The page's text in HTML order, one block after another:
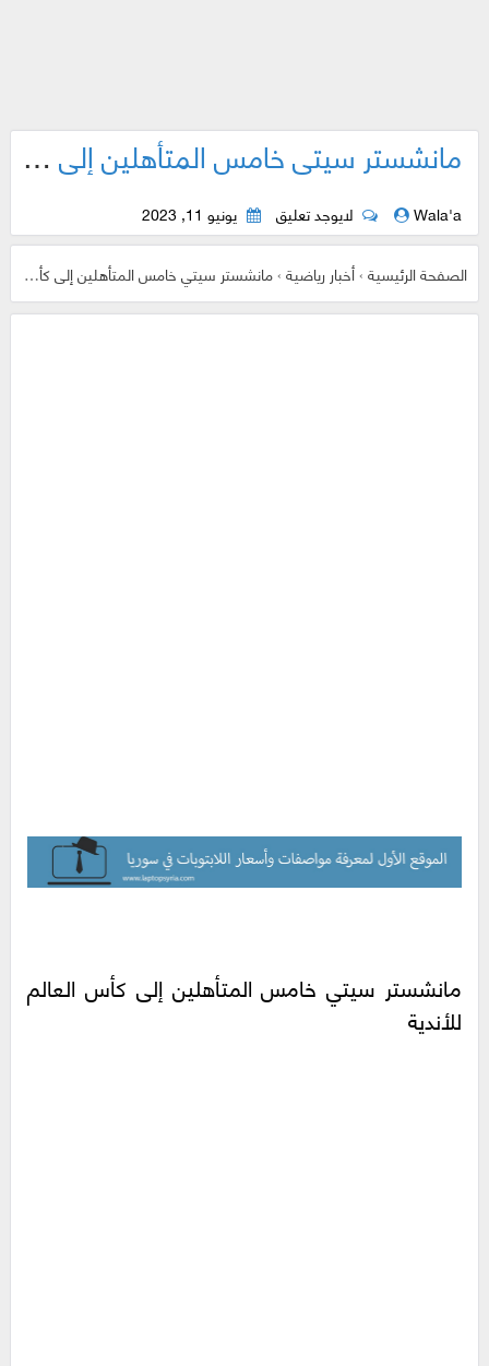
مانشستر سيتي خامس المتأهلين إلى كأس العالم للأندية
Wala'a لايوجد تعليق يونيو 11, 2023
الصفحة الرئيسية›أخبار رياضية›مانشستر سيتي خامس المتأهلين إلى كأس العالم للأندية
مانشستر سيتي خامس المتأهلين إلى كأس العالم
للأندية